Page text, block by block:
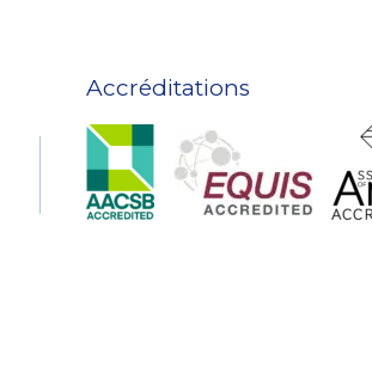
Accréditations